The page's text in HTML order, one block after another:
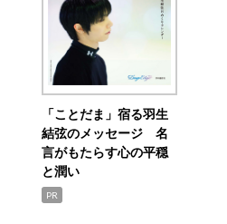
「ことだま」宿る羽生
結弦のメッセージ 名
言がもたらす心の平穏
と潤い
PR